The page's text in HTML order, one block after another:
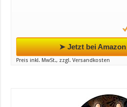
➤ Jetzt bei
Preis inkl. MwSt., zzgl. Versandkosten